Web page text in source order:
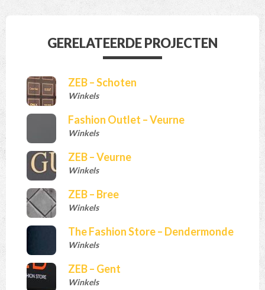
GERELATEERDE PROJECTEN
ZEB – Schoten
Winkels
Fashion Outlet – Veurne
Winkels
ZEB – Veurne
Winkels
ZEB – Bree
Winkels
The Fashion Store – Dendermonde
Winkels
ZEB – Gent
Winkels